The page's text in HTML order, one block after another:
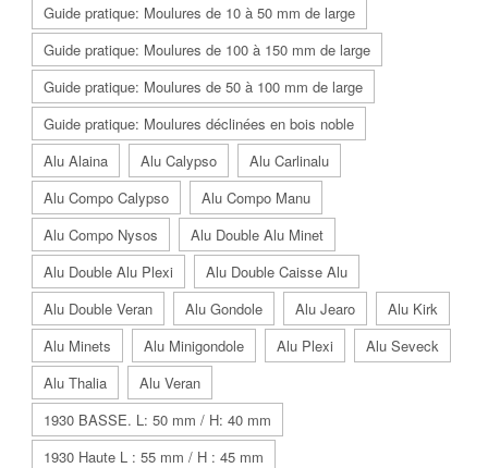
Guide pratique: Moulures de 10 à 50 mm de large
Guide pratique: Moulures de 100 à 150 mm de large
Guide pratique: Moulures de 50 à 100 mm de large
Guide pratique: Moulures déclinées en bois noble
Alu Alaina
Alu Calypso
Alu Carlinalu
Alu Compo Calypso
Alu Compo Manu
Alu Compo Nysos
Alu Double Alu Minet
Alu Double Alu Plexi
Alu Double Caisse Alu
Alu Double Veran
Alu Gondole Alu Jearo
Alu Kirk
Alu Minets
Alu Minigondole Alu Plexi
Alu Seveck
Alu Thalia
Alu Veran
1930 BASSE. L: 50 mm / H: 40 mm
1930 Haute L : 55 mm / H : 45 mm